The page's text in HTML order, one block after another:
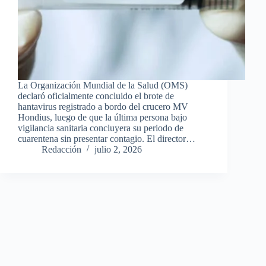
La Organización Mundial de la Salud (OMS)
declaró oficialmente concluido el brote de
hantavirus registrado a bordo del crucero MV
Hondius, luego de que la última persona bajo
vigilancia sanitaria concluyera su periodo de
cuarentena sin presentar contagio. El director…
Redacción
julio 2, 2026